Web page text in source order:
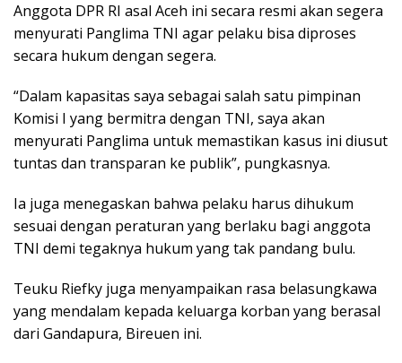
Anggota DPR RI asal Aceh ini secara resmi akan segera
menyurati Panglima TNI agar pelaku bisa diproses
secara hukum dengan segera.
“Dalam kapasitas saya sebagai salah satu pimpinan
Komisi I yang bermitra dengan TNI, saya akan
menyurati Panglima untuk memastikan kasus ini diusut
tuntas dan transparan ke publik”, pungkasnya.
Ia juga menegaskan bahwa pelaku harus dihukum
sesuai dengan peraturan yang berlaku bagi anggota
TNI demi tegaknya hukum yang tak pandang bulu.
Teuku Riefky juga menyampaikan rasa belasungkawa
yang mendalam kepada keluarga korban yang berasal
dari Gandapura, Bireuen ini.